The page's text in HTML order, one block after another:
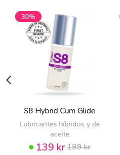
30%
S8 Hybrid Cum Glide
Lubricantes híbridos y de
aceite
139 kr199 kr